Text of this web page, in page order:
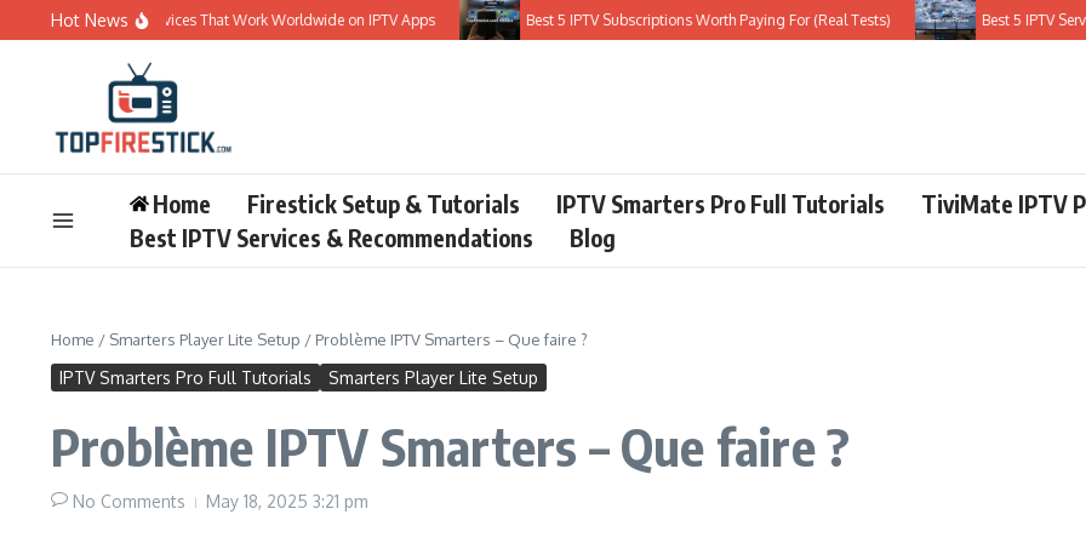
Skip to content
Hot News
Best 5 IPTV Services That Work Worldwide on IPTV Apps Best 5 IPTV Subscriptions Worth Paying For (Real Tests) Best 5 IPTV Services
Home Firestick Setup & Tutorials IPTV Smarters Pro Full Tutorials
TiviMate IPTV
Best IPTV Services & Recommendations
Blog
Home / Smarters Player Lite Setup / Problème IPTV Smarters – Que faire ?
IPTV Smarters Pro Full Tutorials Smarters Player Lite Setup
Problème IPTV Smarters – Que faire ?
No Comments May 18, 2025 3:21 pm